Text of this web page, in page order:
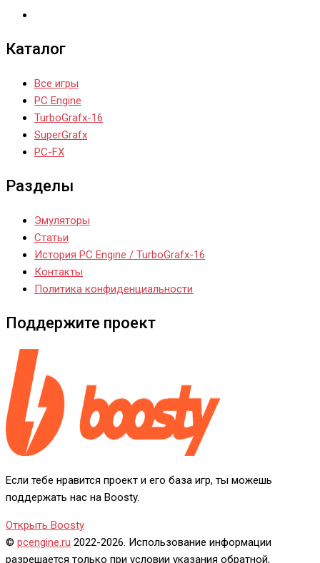
Каталог
Все игры
PC Engine
TurboGrafx-16
SuperGrafx
PC-FX
Разделы
Эмуляторы
Статьи
История PC Engine / TurboGrafx-16
Контакты
Политика конфиденциальности
Поддержите проект
Если тебе нравится проект и его база игр, ты можешь
поддержать нас на Boosty.
Открыть Boosty
© pcengine.ru 2022-2026. Использование информации
разрешается только при условии указания обратной,